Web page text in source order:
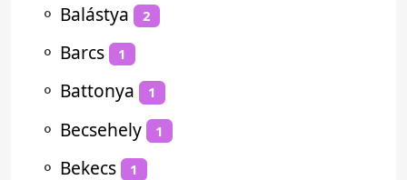
⚬ Balástya 2
⚬ Barcs 1
⚬ Battonya 1
⚬ Becsehely 1
⚬ Bekecs 1